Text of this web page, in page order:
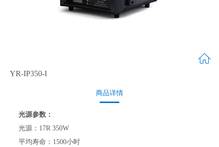
YR-IP350-I
商品详情
光源参数：
光源： 17R 350W
平均寿命： 1500小时